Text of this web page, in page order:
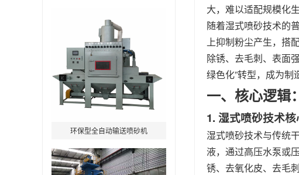
环保型全自动输送喷砂机
大，难以适配规模化
随着湿式喷砂技术的
上抑制粉尘产生，搭
除锈、去毛刺、表面
绿色化”转型，成为制
一、核心逻辑
1. 湿式喷砂技术核
湿式喷砂技术与传统
液，通过高压水泵或
锈、去氧化皮、去毛